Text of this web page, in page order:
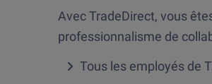
Avec TradeDirect, vous
professionnalisme de
Tous les employés de